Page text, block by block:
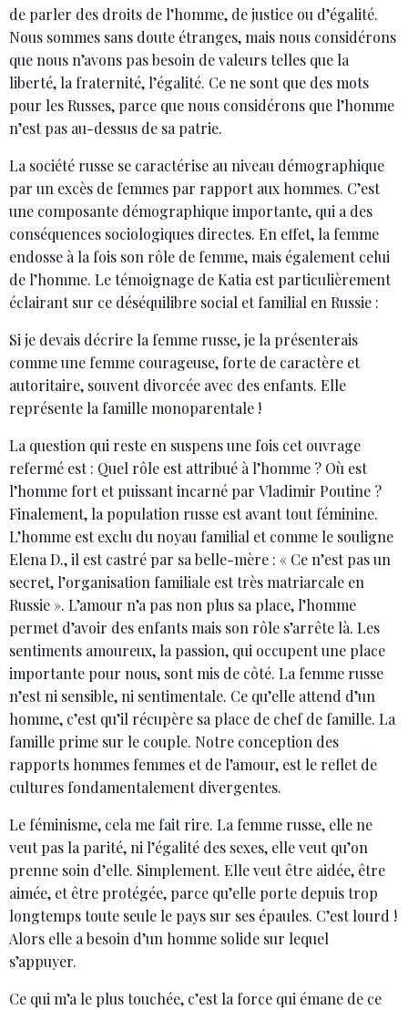
de parler des droits de l’homme, de justice ou d’égalité.
Nous sommes sans doute étranges, mais nous considérons
que nous n’avons pas besoin de valeurs telles que la
liberté, la fraternité, l’égalité. Ce ne sont que des mots
pour les Russes, parce que nous considérons que l’homme
n’est pas au-dessus de sa patrie.
La société russe se caractérise au niveau démographique
par un excès de femmes par rapport aux hommes. C’est
une composante démographique importante, qui a des
conséquences sociologiques directes. En effet, la femme
endosse à la fois son rôle de femme, mais également celui
de l’homme. Le témoignage de Katia est particulièrement
éclairant sur ce déséquilibre social et familial en Russie :
Si je devais décrire la femme russe, je la présenterais
comme une femme courageuse, forte de caractère et
autoritaire, souvent divorcée avec des enfants. Elle
représente la famille monoparentale !
La question qui reste en suspens une fois cet ouvrage
refermé est : Quel rôle est attribué à l’homme ? Où est
l’homme fort et puissant incarné par Vladimir Poutine ?
Finalement, la population russe est avant tout féminine.
L’homme est exclu du noyau familial et comme le souligne
Elena D., il est castré par sa belle-mère : « Ce n’est pas un
secret, l’organisation familiale est très matriarcale en
Russie ». L’amour n’a pas non plus sa place, l’homme
permet d’avoir des enfants mais son rôle s’arrête là. Les
sentiments amoureux, la passion, qui occupent une place
importante pour nous, sont mis de côté. La femme russe
n’est ni sensible, ni sentimentale. Ce qu’elle attend d’un
homme, c’est qu’il récupère sa place de chef de famille. La
famille prime sur le couple. Notre conception des
rapports hommes femmes et de l’amour, est le reflet de
cultures fondamentalement divergentes.
Le féminisme, cela me fait rire. La femme russe, elle ne
veut pas la parité, ni l’égalité des sexes, elle veut qu’on
prenne soin d’elle. Simplement. Elle veut être aidée, être
aimée, et être protégée, parce qu’elle porte depuis trop
longtemps toute seule le pays sur ses épaules. C’est lourd !
Alors elle a besoin d’un homme solide sur lequel
s’appuyer.
Ce qui m’a le plus touchée, c’est la force qui émane de ce